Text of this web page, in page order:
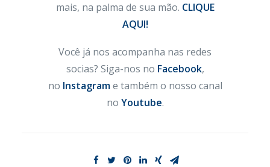
mais, na palma de sua mão. CLIQUE
AQUI!
Você já nos acompanha nas redes
socias? Siga-nos no Facebook,
no Instagrame também o nosso canal
no Youtube.